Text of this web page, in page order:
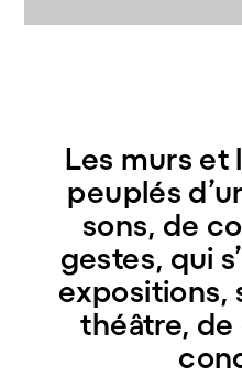
Les murs et
peuplés
sons, de
gestes, qui
expositions,
théâtre, de